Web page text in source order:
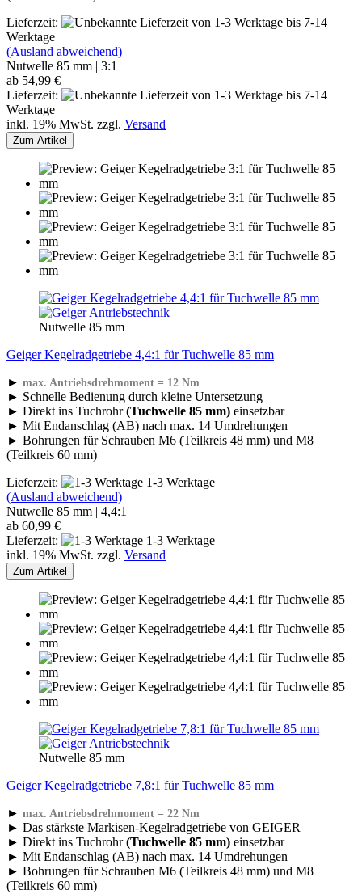
Lieferzeit:
von 1-3 Werktage bis 7-14
Werktage
(Ausland abweichend)
Nutwelle 85 mm | 3:1
ab 54,99 €
Lieferzeit:
von 1-3 Werktage bis 7-14
Werktage
inkl. 19% MwSt. zzgl. Versand
Zum Artikel
Nutwelle 85 mm
Geiger Kegelradgetriebe 4,4:1 für Tuchwelle 85 mm
► max. Antriebsdrehmoment = 12 Nm
► Schnelle Bedienung durch kleine Untersetzung
► Direkt ins Tuchrohr(Tuchwelle 85 mm) einsetzbar
► Mit Endanschlag (AB) nach max. 14 Umdrehungen
► Bohrungen für Schrauben M6 (Teilkreis 48 mm) und M8
(Teilkreis 60 mm)
Lieferzeit:
1-3 Werktage
(Ausland abweichend)
Nutwelle 85 mm | 4,4:1
ab 60,99 €
Lieferzeit:
1-3 Werktage
inkl. 19% MwSt. zzgl. Versand
Zum Artikel
Nutwelle 85 mm
Geiger Kegelradgetriebe 7,8:1 für Tuchwelle 85 mm
► max. Antriebsdrehmoment = 22 Nm
► Das stärkste Markisen-Kegelradgetriebe von GEIGER
► Direkt ins Tuchrohr(Tuchwelle 85 mm) einsetzbar
► Mit Endanschlag (AB) nach max. 14 Umdrehungen
► Bohrungen für Schrauben M6 (Teilkreis 48 mm) und M8
(Teilkreis 60 mm)